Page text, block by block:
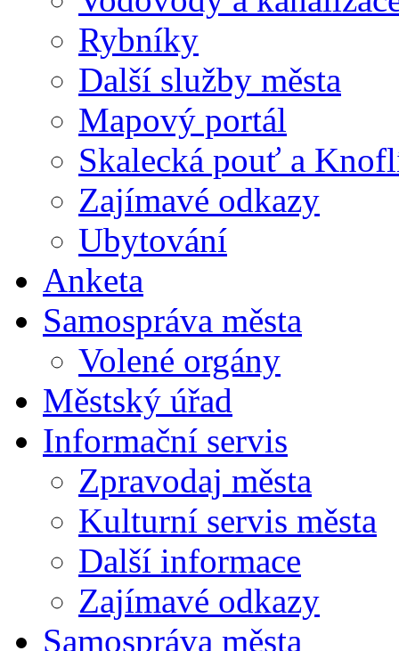
Rybníky
Další služby města
Mapový portál
Skalecká pouť a
Zajímavé odkazy
Ubytování
Anketa
Samospráva města
Volené orgány
Městský úřad
Informační servis
Zpravodaj města
Kulturní servis města
Další informace
Zajímavé odkazy
Samospráva města